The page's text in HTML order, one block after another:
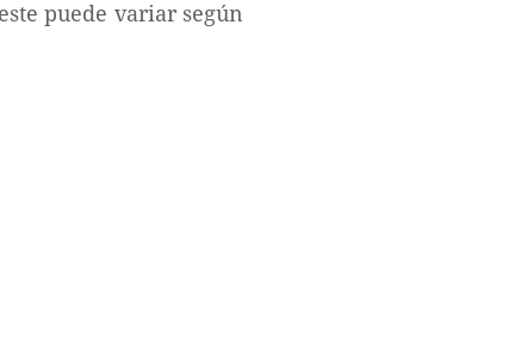
puede variar según